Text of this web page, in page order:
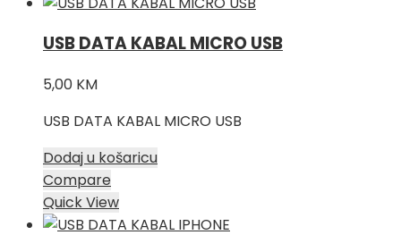
USB DATA KABAL MICRO USB
5,00 KM
USB DATA KABAL MICRO USB
Dodaj u košaricu
Compare
Quick View